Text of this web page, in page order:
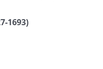
1693)